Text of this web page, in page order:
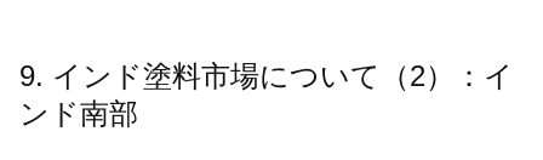
9. インド塗料市場について（2）：イ
ンド南部